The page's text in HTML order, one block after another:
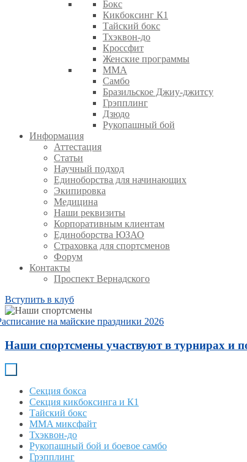
Бокс
Кикбоксинг К1
Тайский бокс
Тхэквон-до
Кроссфит
Женские программы
ММА
Самбо
Бразильское Джиу-джитсу
Грэпплинг
Дзюдо
Рукопашный бой
Информация
Аттестация
Статьи
Научный подход
Единоборства для начинающих
Экипировка
Медицина
Наши реквизиты
Корпоративным клиентам
Единоборства ЮЗАО
Страховка для спортсменов
Форум
Контакты
Проспект Вернадского
Вступить в клуб
на майские праздники 2026
Наши спортсмены участвуют в турнирах и
Секция бокса
Секция кикбоксинга и К1
Тайский бокс
MMA миксфайт
Тхэквон-до
Рукопашный бой и боевое самбо
Грэпплинг